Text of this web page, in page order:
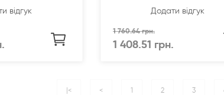
відгук Додати відгук
1 760.64 грн.
1 408.51 грн.
|< < 1 2 3